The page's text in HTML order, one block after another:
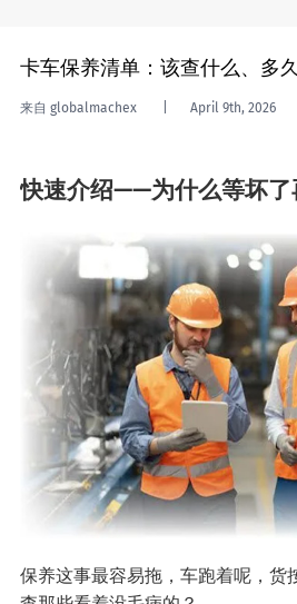
卡车保养清单：该查什么、多
来自 globalmachex April 9th, 2026
快速介绍——为什么等坏了
保养这事最容易拖，车跑着呢，货